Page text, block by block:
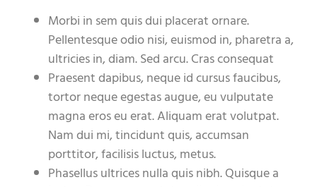
Morbi in sem quis dui placerat ornare.
Pellentesque odio nisi, euismod in, pharetra a,
ultricies in, diam. Sed arcu. Cras consequat
Praesent dapibus, neque id cursus faucibus,
tortor neque egestas augue, eu vulputate
magna eros eu erat. Aliquam erat volutpat.
Nam dui mi, tincidunt quis, accumsan
porttitor, facilisis luctus, metus.
Phasellus ultrices nulla quis nibh. Quisque a